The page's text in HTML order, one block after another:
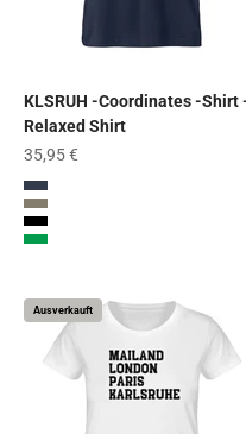
KLSRUH -Coordinates -Shirt
Relaxed Shirt
Angebot
35,95 €
French Navy
Khaki
Schwarz
Ausverkauft